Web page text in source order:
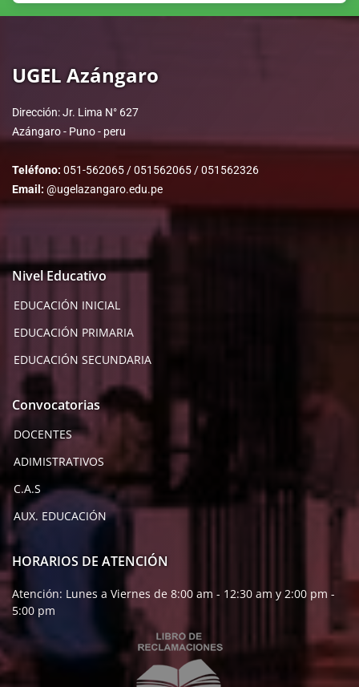
UGEL Azángaro
Dirección: Jr. Lima N° 627
Azángaro - Puno - peru
Teléfono: 051-562065 / 051562065 / 051562326
Email: @ugelazangaro.edu.pe
Nivel Educativo
EDUCACIÓN INICIAL
EDUCACIÓN PRIMARIA
EDUCACIÓN SECUNDARIA
Convocatorias
DOCENTES
ADIMISTRATIVOS
C.A.S
AUX. EDUCACIÓN
HORARIOS DE ATENCIÓN
Atención: Lunes a Viernes de 8:00 am - 12:30 am y 2:00 pm -
5:00 pm